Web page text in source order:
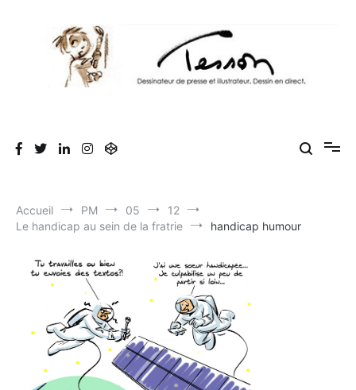
direct, dessin humoristique, cartoonist.
direct lors des séminaires d'entreprise. Illustration et dessin
Accueil PM 05
12
Le handicap au sein de la fratrie
handicap humour